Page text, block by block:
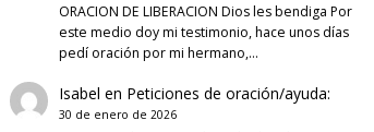
ORACION DE LIBERACION Dios les bendiga Por
este medio doy mi testimonio, hace unos días
pedí oración por mi hermano,…
Isabel en Peticiones de oración/ayuda:
30 de enero de 2026